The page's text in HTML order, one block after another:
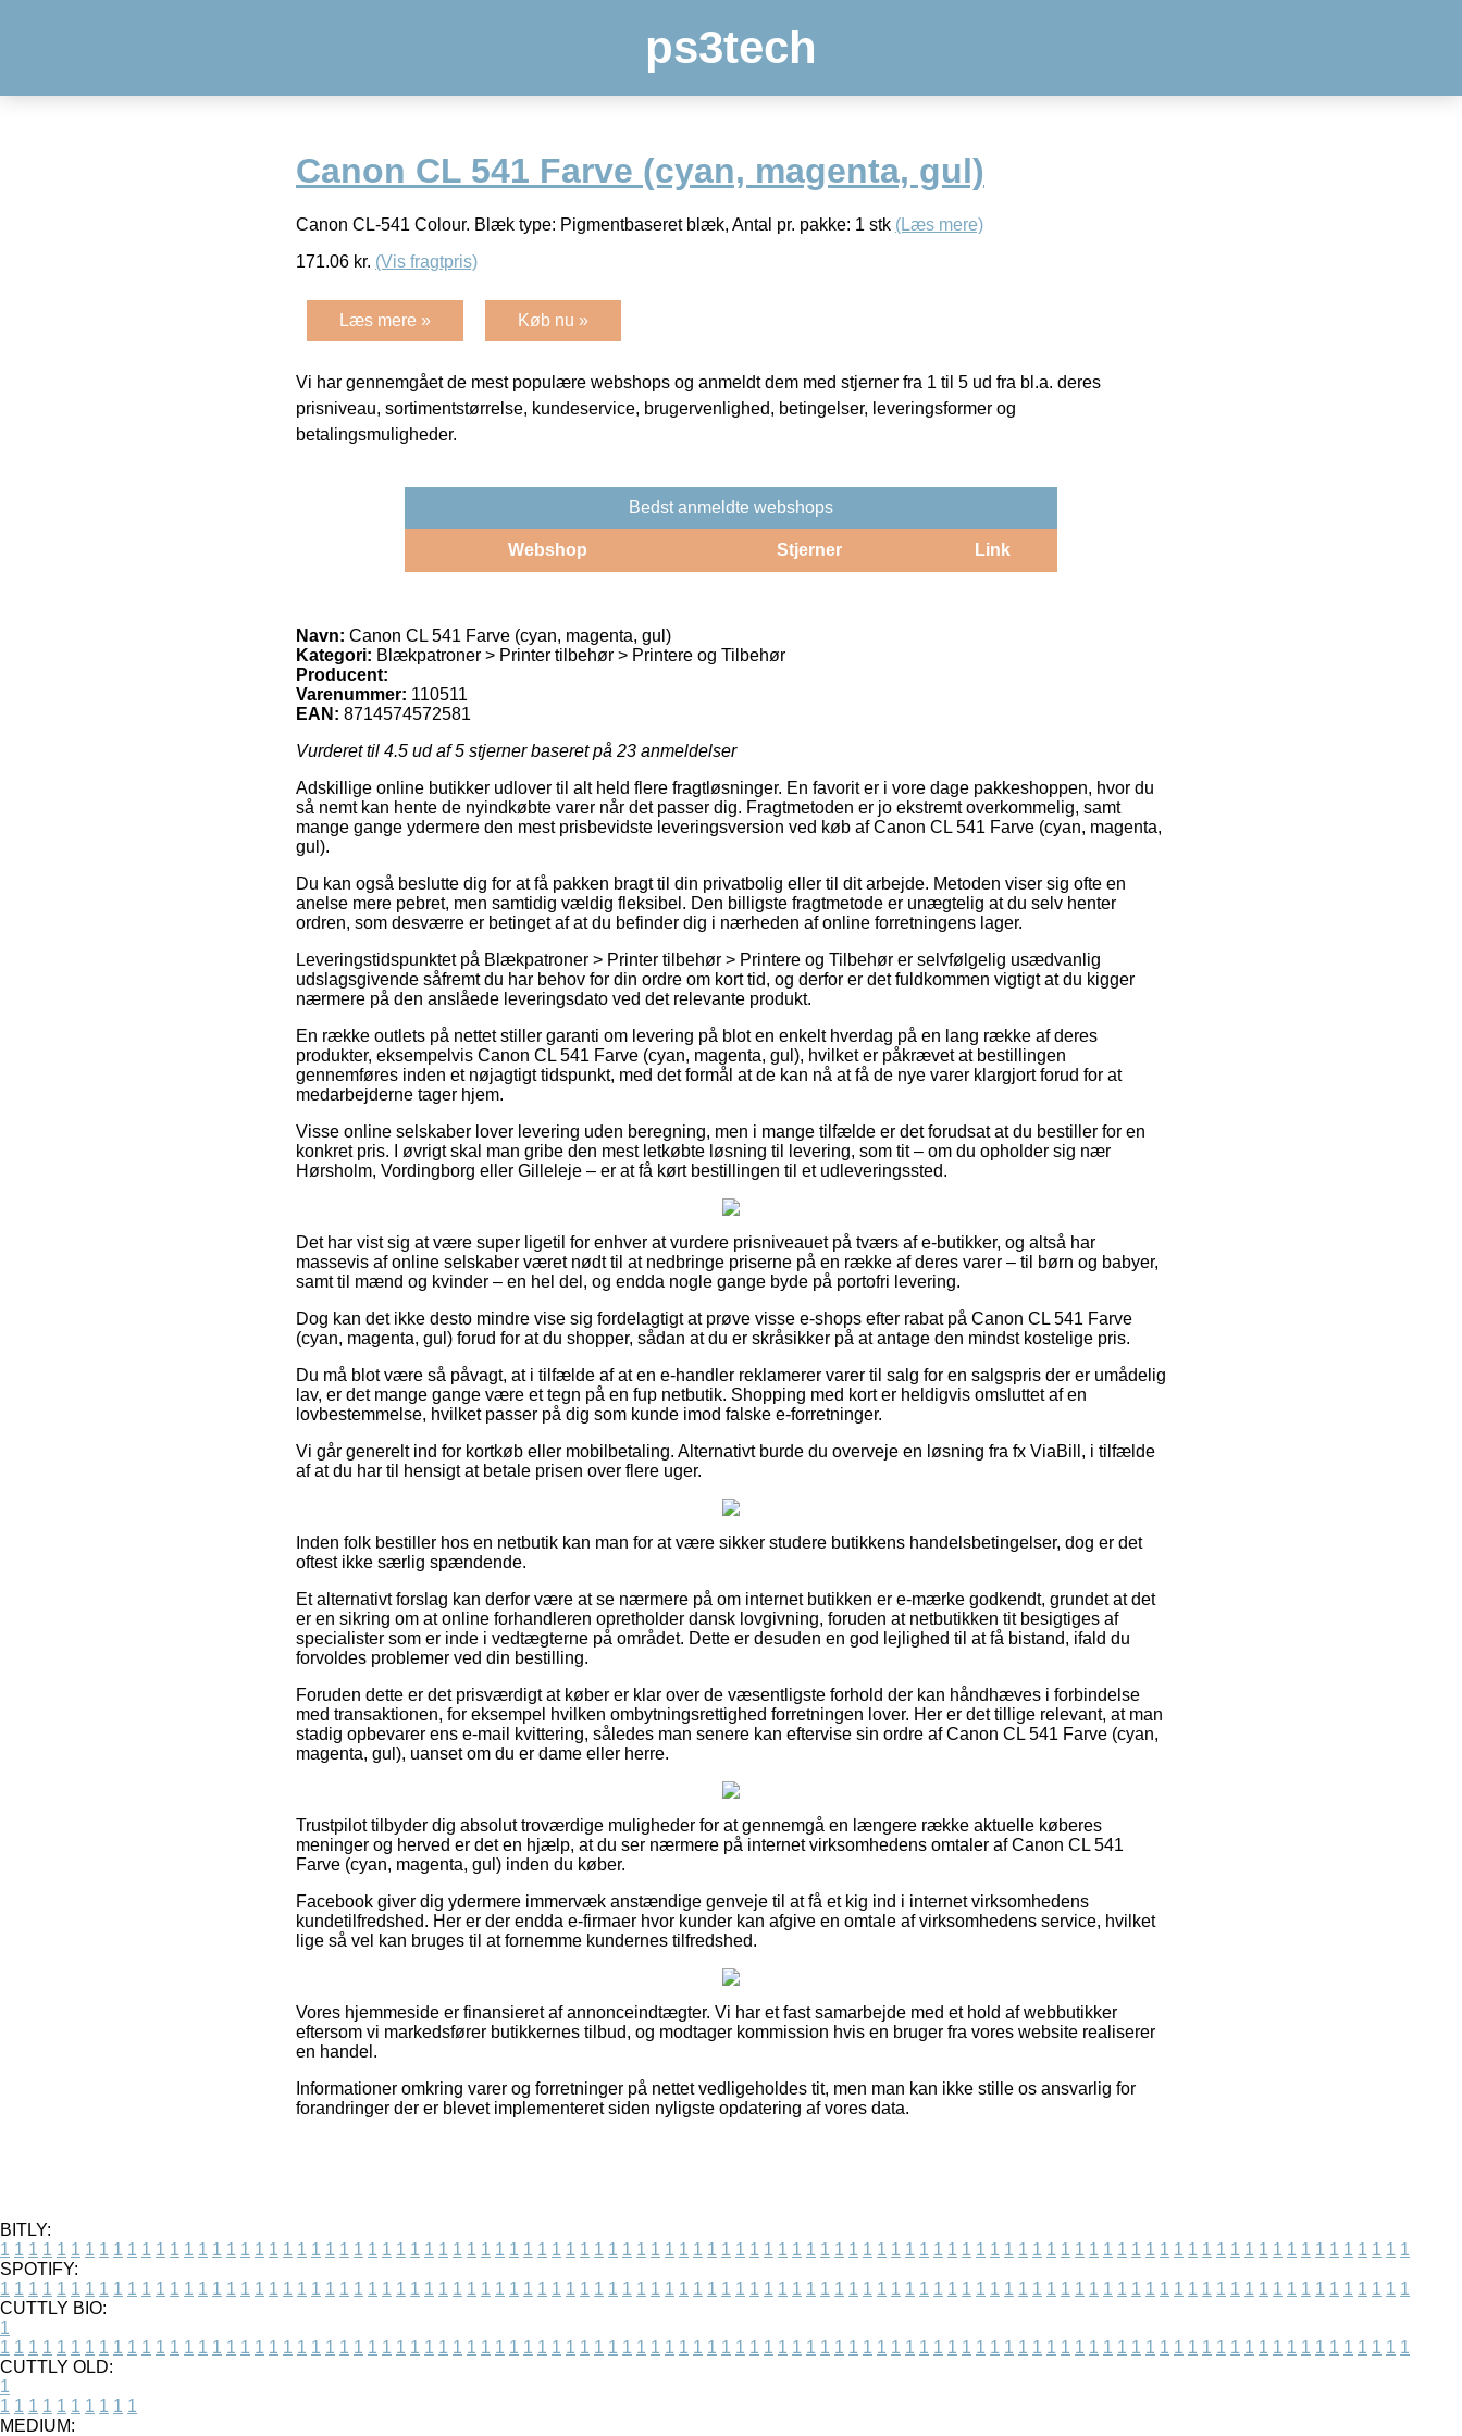
ps3tech
Canon CL 541 Farve (cyan, magenta, gul)
Canon CL-541 Colour. Blæk type: Pigmentbaseret blæk, Antal pr. pakke: 1 stk (Læs mere)
171.06 kr. (Vis fragtpris)
Læs mere » Køb nu »
Vi har gennemgået de mest populære webshops og anmeldt dem med stjerner fra 1 til 5 ud fra bl.a. deres
prisniveau, sortimentstørrelse, kundeservice, brugervenlighed, betingelser, leveringsformer og
betalingsmuligheder.
Bedst anmeldte webshops
Webshop Stjerner Link
Navn: Canon CL 541 Farve (cyan, magenta, gul)
Kategori: Blækpatroner > Printer tilbehør > Printere og Tilbehør
Producent:
Varenummer: 110511
EAN: 8714574572581
Vurderet til 4.5 ud af 5 stjerner baseret på 23 anmeldelser
Adskillige online butikker udlover til alt held flere fragtløsninger. En favorit er i vore dage pakkeshoppen, hvor du
så nemt kan hente de nyindkøbte varer når det passer dig. Fragtmetoden er jo ekstremt overkommelig, samt
mange gange ydermere den mest prisbevidste leveringsversion ved køb af Canon CL 541 Farve (cyan, magenta,
gul).
Du kan også beslutte dig for at få pakken bragt til din privatbolig eller til dit arbejde. Metoden viser sig ofte en
anelse mere pebret, men samtidig vældig fleksibel. Den billigste fragtmetode er unægtelig at du selv henter
ordren, som desværre er betinget af at du befinder dig i nærheden af online forretningens lager.
Leveringstidspunktet på Blækpatroner > Printer tilbehør > Printere og Tilbehør er selvfølgelig usædvanlig
udslagsgivende såfremt du har behov for din ordre om kort tid, og derfor er det fuldkommen vigtigt at du kigger
nærmere på den anslåede leveringsdato ved det relevante produkt.
En række outlets på nettet stiller garanti om levering på blot en enkelt hverdag på en lang række af deres
produkter, eksempelvis Canon CL 541 Farve (cyan, magenta, gul), hvilket er påkrævet at bestillingen
gennemføres inden et nøjagtigt tidspunkt, med det formål at de kan nå at få de nye varer klargjort forud for at
medarbejderne tager hjem.
Visse online selskaber lover levering uden beregning, men i mange tilfælde er det forudsat at du bestiller for en
konkret pris. I øvrigt skal man gribe den mest letkøbte løsning til levering, som tit – om du opholder sig nær
Hørsholm, Vordingborg eller Gilleleje – er at få kørt bestillingen til et udleveringssted.
Det har vist sig at være super ligetil for enhver at vurdere prisniveauet på tværs af e-butikker, og altså har
massevis af online selskaber været nødt til at nedbringe priserne på en række af deres varer – til børn og babyer,
samt til mænd og kvinder – en hel del, og endda nogle gange byde på portofri levering.
Dog kan det ikke desto mindre vise sig fordelagtigt at prøve visse e-shops efter rabat på Canon CL 541 Farve
(cyan, magenta, gul) forud for at du shopper, sådan at du er skråsikker på at antage den mindst kostelige pris.
Du må blot være så påvagt, at i tilfælde af at en e-handler reklamerer varer til salg for en salgspris der er umådelig
lav, er det mange gange være et tegn på en fup netbutik. Shopping med kort er heldigvis omsluttet af en
lovbestemmelse, hvilket passer på dig som kunde imod falske e-forretninger.
Vi går generelt ind for kortkøb eller mobilbetaling. Alternativt burde du overveje en løsning fra fx ViaBill, i tilfælde
af at du har til hensigt at betale prisen over flere uger.
Inden folk bestiller hos en netbutik kan man for at være sikker studere butikkens handelsbetingelser, dog er det
oftest ikke særlig spændende.
Et alternativt forslag kan derfor være at se nærmere på om internet butikken er e-mærke godkendt, grundet at det
er en sikring om at online forhandleren opretholder dansk lovgivning, foruden at netbutikken tit besigtiges af
specialister som er inde i vedtægterne på området. Dette er desuden en god lejlighed til at få bistand, ifald du
forvoldes problemer ved din bestilling.
Foruden dette er det prisværdigt at køber er klar over de væsentligste forhold der kan håndhæves i forbindelse
med transaktionen, for eksempel hvilken ombytningsrettighed forretningen lover. Her er det tillige relevant, at man
stadig opbevarer ens e-mail kvittering, således man senere kan eftervise sin ordre af Canon CL 541 Farve (cyan,
magenta, gul), uanset om du er dame eller herre.
Trustpilot tilbyder dig absolut troværdige muligheder for at gennemgå en længere række aktuelle køberes
meninger og herved er det en hjælp, at du ser nærmere på internet virksomhedens omtaler af Canon CL 541
Farve (cyan, magenta, gul) inden du køber.
Facebook giver dig ydermere immervæk anstændige genveje til at få et kig ind i internet virksomhedens
kundetilfredshed. Her er der endda e-firmaer hvor kunder kan afgive en omtale af virksomhedens service, hvilket
lige så vel kan bruges til at fornemme kundernes tilfredshed.
Vores hjemmeside er finansieret af annonceindtægter. Vi har et fast samarbejde med et hold af webbutikker
eftersom vi markedsfører butikkernes tilbud, og modtager kommission hvis en bruger fra vores website realiserer
en handel.
Informationer omkring varer og forretninger på nettet vedligeholdes tit, men man kan ikke stille os ansvarlig for
forandringer der er blevet implementeret siden nyligste opdatering af vores data.
BITLY:
1 1 1 1 1 1 1 1 1 1 1 1 1 1 1 1 1 1 1 1 1 1 1 1 1 1 1 1 1 1 1 1 1 1 1 1 1 1 1 1 1 1 1 1 1 1 1 1 1 1 1 1 1 1 1 1 1 1 1 1 1 1 1 1 1 1 1 1 1 1 1 1 1 1 1 1 1 1 1 1 1 1 1 1 1 1 1 1 1 1 1 1 1 1 1 1 1 1 1 1
SPOTIFY:
1 1 1 1 1 1 1 1 1 1 1 1 1 1 1 1 1 1 1 1 1 1 1 1 1 1 1 1 1 1 1 1 1 1 1 1 1 1 1 1 1 1 1 1 1 1 1 1 1 1 1 1 1 1 1 1 1 1 1 1 1 1 1 1 1 1 1 1 1 1 1 1 1 1 1 1 1 1 1 1 1 1 1 1 1 1 1 1 1 1 1 1 1 1 1 1 1 1 1 1
CUTTLY BIO:
1
1 1 1 1 1 1 1 1 1 1 1 1 1 1 1 1 1 1 1 1 1 1 1 1 1 1 1 1 1 1 1 1 1 1 1 1 1 1 1 1 1 1 1 1 1 1 1 1 1 1 1 1 1 1 1 1 1 1 1 1 1 1 1 1 1 1 1 1 1 1 1 1 1 1 1 1 1 1 1 1 1 1 1 1 1 1 1 1 1 1 1 1 1 1 1 1 1 1 1 1
CUTTLY OLD:
1
1 1 1 1 1 1 1 1 1 1
MEDIUM: